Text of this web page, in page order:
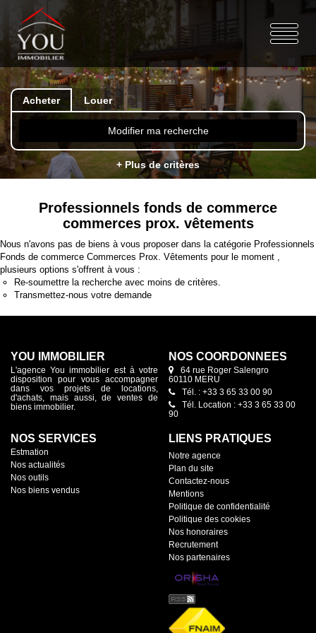
Acheter Louer
Modifier ma recherche
+ Plus de critères
Professionnels fonds de commerce
commerces prox. vêtements
Nous n'avons pas de biens à vous proposer dans la catégorie Professionnels
Fonds de commerce Commerces Prox. Vêtements pour le moment ,
plusieurs options s'offrent à vous :
Re-soumettre la recherche avec moins de critères.
Transmettez-nous votre demande
YOU IMMOBILIER
L'agence You immobilier est à votre
disposition pour vous accompagner
dans vos projets de locations,
d'achats, mais aussi, de ventes de
biens immobilier.
NOS COORDONNÉES
64 rue Roger Salengro
60110 MERU
Tél. : +33 3 65 33 00 90
Tél. Location : +33 3 65 33 00
90
NOS SERVICES
Estmation
Nos actualités
Nos outils
Nos biens vendus
LIENS PRATIQUES
Notre agence
Plan du site
Contactez-nous
Mentions
Politique de confidentialité
Politique des cookies
Nos honoraires
Recrutement
Nos partenaires